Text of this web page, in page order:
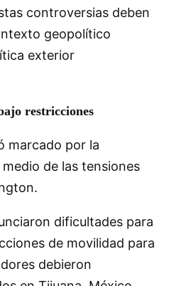
controversias deben
geopolítico
exterior
restricciones
marcado por la
de las tensiones
dificultades para
de movilidad para
debieron